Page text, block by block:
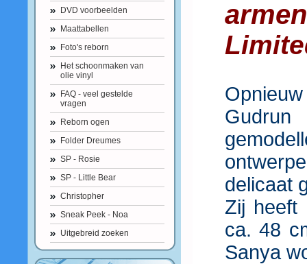
DVD voorbeelden
Maattabellen
Foto's reborn
Het schoonmaken van
olie vinyl
FAQ - veel gestelde
vragen
Reborn ogen
Folder Dreumes
SP - Rosie
SP - Little Bear
Christopher
Sneak Peek - Noa
Uitgebreid zoeken
delicaat
Zij heeft
ca. 48
Sanya